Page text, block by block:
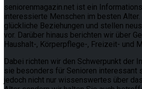
seniorenmagazin.net ist ein
interessierte Menschen im besten
glückliche Beziehungen und stellen
vor. Darüber hinaus berichten wir über
Haushalt-, Körperpflege-, Freizeit- und
Dabei richten wir den Schwerpunkt der
sie besonders für Senioren interessant
jedoch nicht nur wissenswertes über